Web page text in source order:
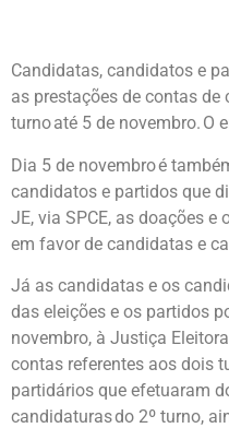
Candidatas, candidatos e
as prestações de contas de
turno até 5 de novembro. O
Dia 5 de novembro é
candidatos e partidos que
JE, via SPCE, as doações
em favor de candidatas e
Já as candidatas e os
das eleições e os partidos
novembro, à Justiça
contas referentes aos dois
partidários que efetuaram
candidaturas do 2º turno,